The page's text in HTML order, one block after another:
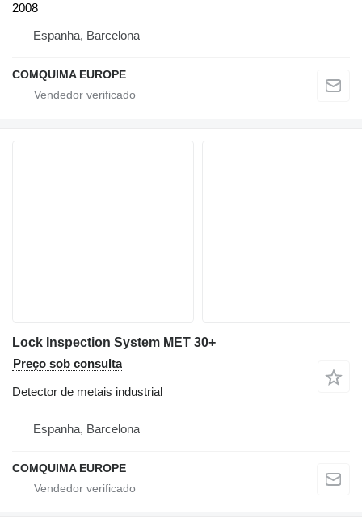
2008
Espanha, Barcelona
COMQUIMA EUROPE
Lock Inspection System MET 30+
Preço sob consulta
Detector de metais industrial
Espanha, Barcelona
COMQUIMA EUROPE